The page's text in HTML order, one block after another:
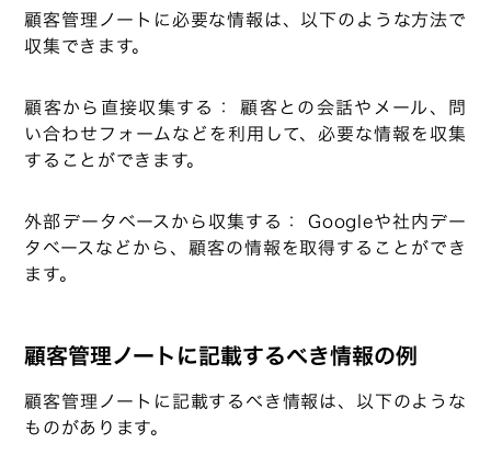
顧客管理ノートに必要な情報は、以下のような方法で
収集できます。
顧客から直接収集する： 顧客との会話やメール、問
い合わせフォームなどを利用して、必要な情報を収集
することができます。
外部データベースから収集する： Googleや社内デー
タベースなどから、顧客の情報を取得することができ
ます。
顧客管理ノートに記載するべき情報の例
顧客管理ノートに記載するべき情報は、以下のような
ものがあります。